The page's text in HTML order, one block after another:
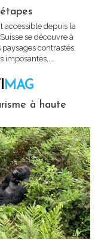
accessible depuis la
se découvre à
paysages contrastés,
imposantes,...
MAG
à haute